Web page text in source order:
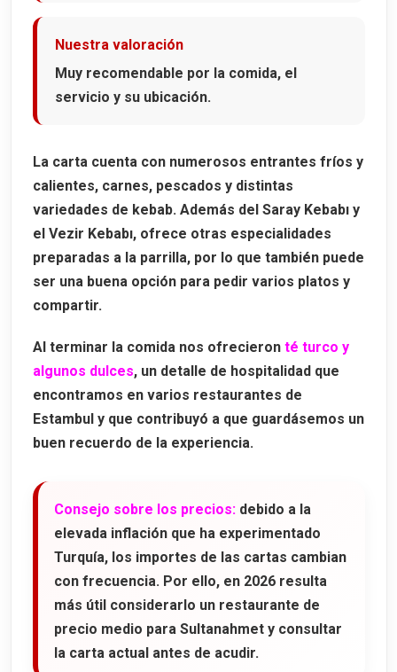
Nuestra valoración
Muy recomendable por la comida, el
servicio y su ubicación.
La carta cuenta con numerosos entrantes fríos y
calientes, carnes, pescados y distintas
variedades de kebab. Además del Saray Kebabı y
el Vezir Kebabı, ofrece otras especialidades
preparadas a la parrilla, por lo que también puede
ser una buena opción para pedir varios platos y
compartir.
Al terminar la comida nos ofrecieron té turco y
algunos dulces, un detalle de hospitalidad que
encontramos en varios restaurantes de
Estambul y que contribuyó a que guardásemos un
buen recuerdo de la experiencia.
Consejo sobre los precios: debido a la
elevada inflación que ha experimentado
Turquía, los importes de las cartas cambian
con frecuencia. Por ello, en 2026 resulta
más útil considerarlo un restaurante de
precio medio para Sultanahmet y consultar
la carta actual antes de acudir.